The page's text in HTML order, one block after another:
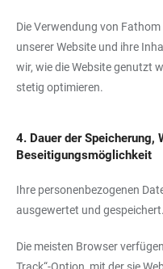
Die Verwendung von
unserer Website und ihre
wir, wie die Website genutzt
stetig optimieren.
4. Dauer der Speicherung,
Beseitigungsmöglichkeit
Ihre personenbezogenen
ausgewertet und gespeichert.
Die meisten Browser